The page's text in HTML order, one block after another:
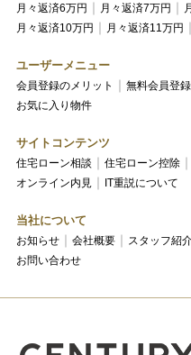
月々返済6万円 月々返済7万円
月々返済10万円
月々返済11万円
ユーザーメニュー
会員登録のメリット 無料会員登録
お気に入り物件
サイトコンテンツ
住宅ローン相談 住宅ローン控除
オンライン内見
IT重説について
当社について
お知らせ 会社概要 スタッフ紹
お問い合わせ